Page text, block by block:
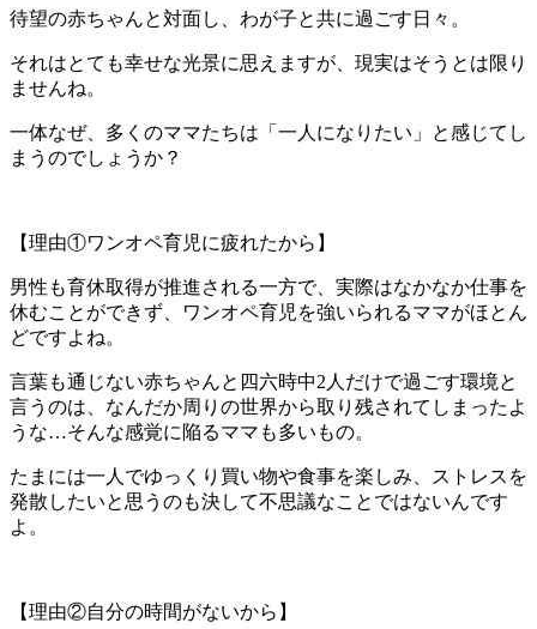
待望の赤ちゃんと対面し、わが子と共に過ごす日々。
それはとても幸せな光景に思えますが、現実はそうとは限り
ませんね。
一体なぜ、多くのママたちは「一人になりたい」と感じてし
まうのでしょうか？
【理由①ワンオペ育児に疲れたから】
男性も育休取得が推進される一方で、実際はなかなか仕事を
休むことができず、ワンオペ育児を強いられるママがほとん
どですよね。
言葉も通じない赤ちゃんと四六時中2人だけで過ごす環境と
言うのは、なんだか周りの世界から取り残されてしまったよ
うな…そんな感覚に陥るママも多いもの。
たまには一人でゆっくり買い物や食事を楽しみ、ストレスを
発散したいと思うのも決して不思議なことではないんです
よ。
【理由②自分の時間がないから】